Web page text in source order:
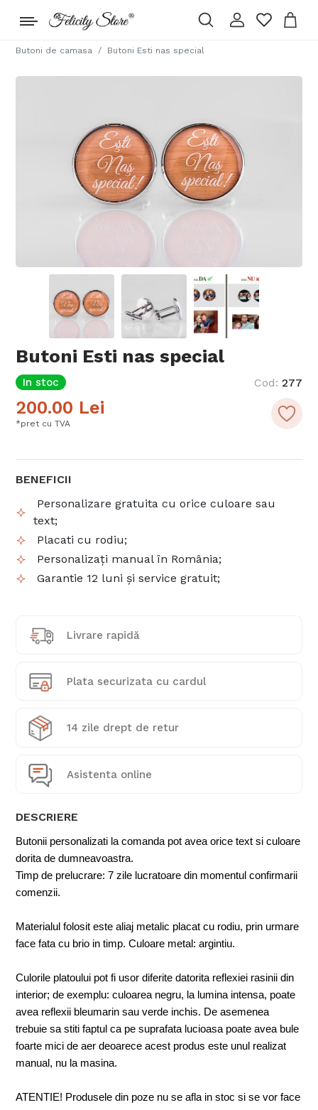
Butoni de camasa Butoni Esti nas special
Butoni Esti nas special
In stoc Cod: 277
200.00 Lei
*pret cu TVA
BENEFICII
Personalizare gratuita cu orice culoare sau
text;
Placati cu rodiu;
Personalizați manual în România;
Garantie 12 luni și service gratuit;
Livrare rapidă
Plata securizata cu cardul
14 zile drept de retur
Asistenta online
DESCRIERE
Butonii personalizati la comanda pot avea orice text si culoare
dorita de dumneavoastra.
Timp de prelucrare: 7 zile lucratoare din momentul confirmarii
comenzii.
Materialul folosit este aliaj metalic placat cu rodiu, prin urmare
face fata cu brio in timp. Culoare metal: argintiu.
Culorile platoului pot fi usor diferite datorita reflexiei rasinii din
interior; de exemplu: culoarea negru, la lumina intensa, poate
avea reflexii bleumarin sau verde inchis. De asemenea
trebuie sa stiti faptul ca pe suprafata lucioasa poate avea bule
foarte mici de aer deoarece acest produs este unul realizat
manual, nu la masina.
ATENTIE! Produsele din poze nu se afla in stoc si se vor face